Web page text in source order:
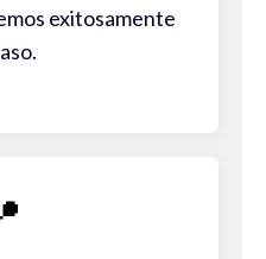
exitosamente